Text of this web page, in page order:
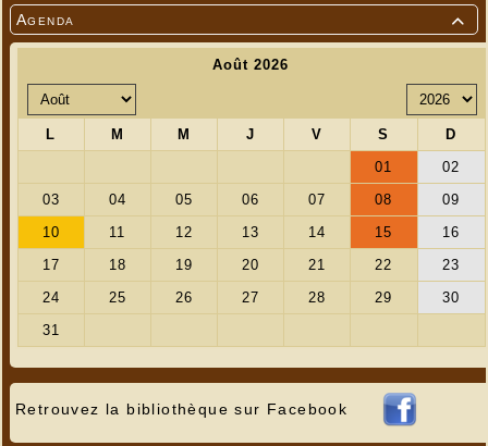

Agenda
Retrouvez la bibliothèque sur Facebook